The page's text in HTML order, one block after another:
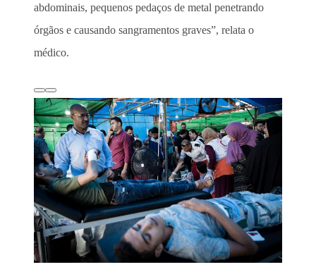
abdominais, pequenos pedaços de metal penetrando
órgãos e causando sangramentos graves”, relata o
médico.